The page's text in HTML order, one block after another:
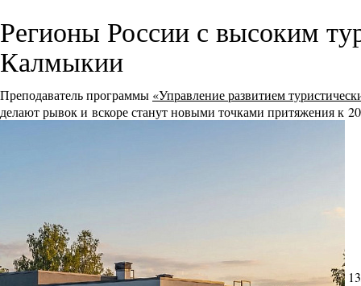
Регионы России с высоким
Калмыкии
Преподаватель программы «Управление развитием
делают рывок и вскоре станут новыми точками притяжения к